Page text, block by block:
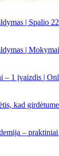
| Spalio
|
– 1 įvaizdis |
kad
–